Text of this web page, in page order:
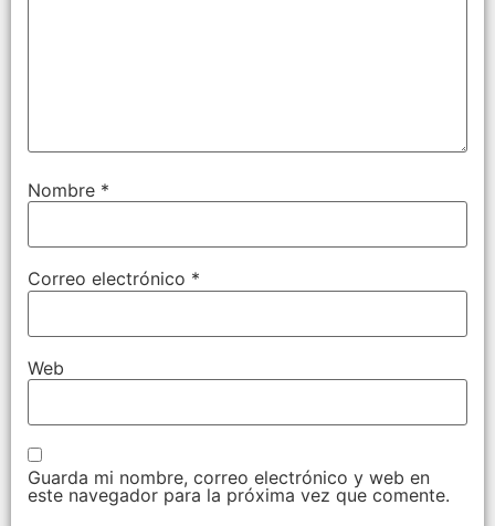
Nombre *
Correo electrónico *
Web
Guarda mi nombre, correo electrónico y web en
este navegador para la próxima vez que comente.